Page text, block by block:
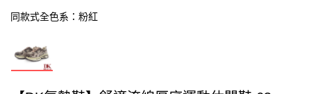
同款式全色系：粉紅